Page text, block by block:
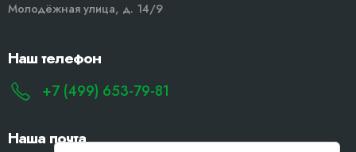
Молодёжная улица, д. 14/9
Наш телефон
+7 (499) 653-79-81
Наша почта